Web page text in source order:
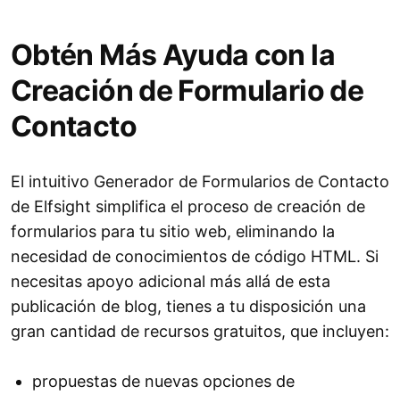
Obtén Más Ayuda con la
Creación de Formulario de
Contacto
El intuitivo Generador de Formularios de Contacto
de Elfsight simplifica el proceso de creación de
formularios para tu sitio web, eliminando la
necesidad de conocimientos de código HTML. Si
necesitas apoyo adicional más allá de esta
publicación de blog, tienes a tu disposición una
gran cantidad de recursos gratuitos, que incluyen:
propuestas de nuevas opciones de